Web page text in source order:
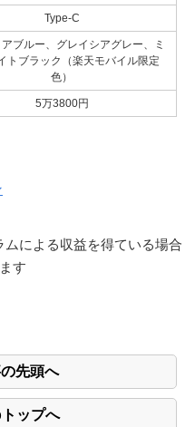
Type-C
ブルー、グレイシアグレー、ミ
トブラック（楽天モバイル限定
色）
5万3800円
による収益を得ている場合
す
先頭へ
ップへ